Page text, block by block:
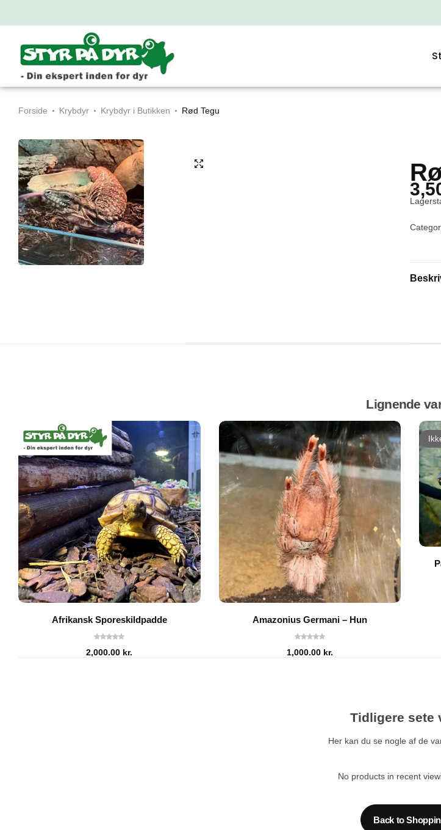
Forside Krybdyr Krybdyr i Butikken Rød Tegu
Lignende
Afrikansk Sporeskildpadde
2,000.00 kr.
Amazonius Germani – Hun
1,000.00 kr.
Tidligere sete
Her kan du se nogle af de
No products in recent
Back to